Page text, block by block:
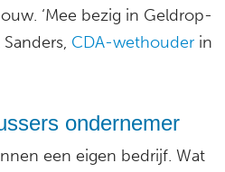
‘Mee bezig in Geldrop-
CDA-wethouder in
ondernemer
een eigen bedrijf. Wat